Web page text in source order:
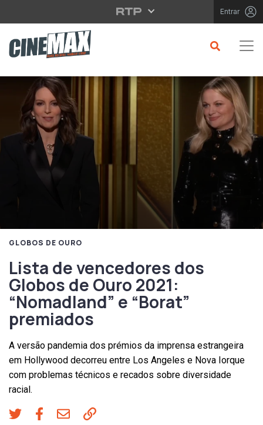
Saltar para o conteúdo principal Entrar
GLOBOS DE OURO
Lista de vencedores dos
Globos de Ouro 2021:
“Nomadland” e “Borat”
premiados
A versão pandemia dos prémios da imprensa estrangeira
em Hollywood decorreu entre Los Angeles e Nova Iorque
com problemas técnicos e recados sobre diversidade
racial.